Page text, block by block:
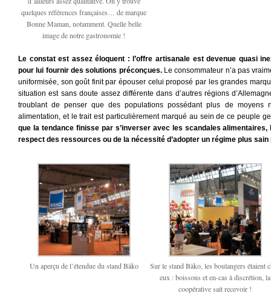
quelques références françaises… de marque
Bonne Maman, notamment. Quelle belle
image de notre gastronomie !
Le constat est assez éloquent : l’offre artisanale est devenue quasi
pour lui fournir des solutions préconçues.Le consommateur n’a pas
uniformisée, son goût finit par épouser celui proposé par les grandes
situation est sans doute assez différente dans d’autres régions
troublant de penser que des populations possédant plus de moyens
alimentation, et le trait est particulièrement marqué au sein de ce peuple
que la tendance finisse par s’inverser avec les scandales
respect des ressources ou de la nécessité d’adopter un régime plus
Un aperçu de l’étendue du stand Bäko
Sur le stand Bäko, les boulangers étaient
eux : boissons et en-cas à discrétion, la
coopérative sait recevoir !